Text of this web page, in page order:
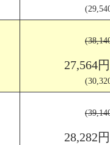
27,564
28,282